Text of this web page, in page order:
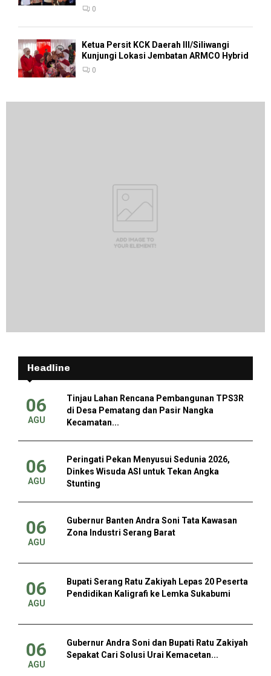
0
Ketua Persit KCK Daerah III/Siliwangi
Kunjungi Lokasi Jembatan ARMCO Hybrid
0
Headline
06
AGU
Tinjau Lahan Rencana Pembangunan TPS3R
di Desa Pematang dan Pasir Nangka
Kecamatan...
06
AGU
Peringati Pekan Menyusui Sedunia 2026,
Dinkes Wisuda ASI untuk Tekan Angka
Stunting
06
AGU
Gubernur Banten Andra Soni Tata Kawasan
Zona Industri Serang Barat
06
AGU
Bupati Serang Ratu Zakiyah Lepas 20 Peserta
Pendidikan Kaligrafi ke Lemka Sukabumi
06
AGU
Gubernur Andra Soni dan Bupati Ratu Zakiyah
Sepakat Cari Solusi Urai Kemacetan...